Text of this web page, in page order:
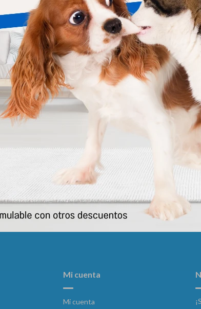
Adult Pork 12 Kg Monge Perro Adult Salmon &
Mi cuenta
Mi cuenta